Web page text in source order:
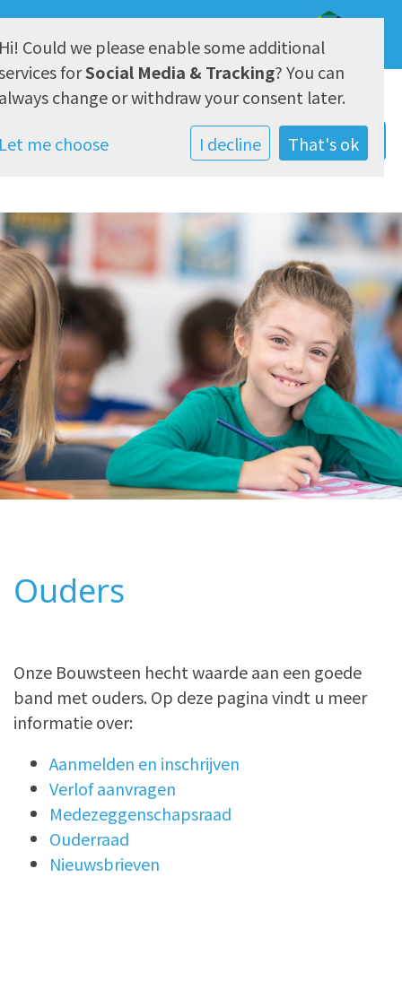
AVG & Privacy
Ouders
Onze Bouwsteen hecht waarde aan een goede
band met ouders. Op deze pagina vindt u meer
informatie over:
Aanmelden en inschrijven
Verlof aanvragen
Medezeggenschapsraad
Ouderraad
Nieuwsbrieven
Could we please enable some additional
forSocial Media & Tracking? You can
change or withdraw your consent later.
me choose
I decline That's ok